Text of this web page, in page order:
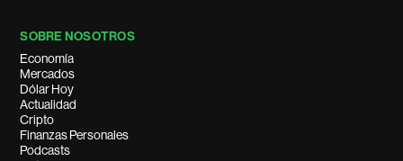
SOBRE NOSOTROS
Economía
Mercados
Dólar Hoy
Actualidad
Cripto
Finanzas Personales
Podcasts